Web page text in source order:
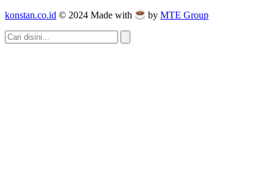
konstan.co.id © 2024 Made with byMTE Group